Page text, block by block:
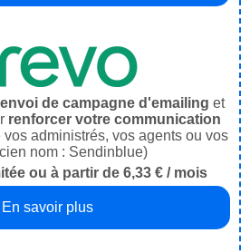
envoi de campagne d'emailing et
renforcer votre communication
vos administrés, vos agents ou vos
nom : Sendinblue)
ou à partir de 6,33 € / mois
En savoir plus